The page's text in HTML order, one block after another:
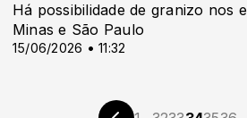
15/06/2026 • 11:32
Há possibilidade de granizo nos
Minas e São Paulo